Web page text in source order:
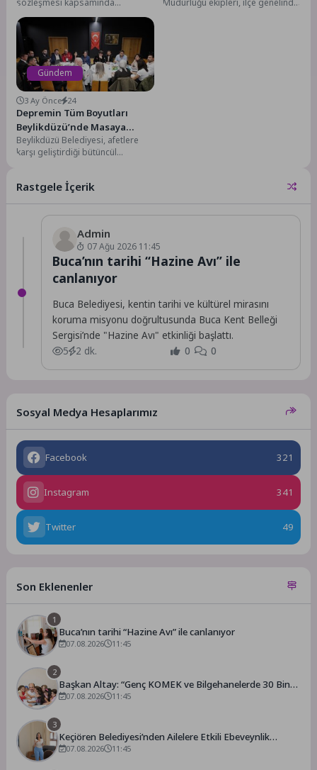
sözleşmesi kapsamında
düzenlenen eğitimle iş yerinde
şiddet ve tacize karşı kapsamlı...
Sürdürüyor
Müdürlüğü ekipleri, ilçe genelinde
Gündem
3 Ay Önce 24
Depremin Tüm Boyutları
Beylikdüzü’nde Masaya
Yatırıldı
Beylikdüzü Belediyesi, afetlere
karşı geliştirdiği bütüncül
Rastgele İçerik
Admin
07 Ağu 2026 11:45
Buca’nın tarihi “Hazine Avı” ile
canlanıyor
Buca Belediyesi, kentin tarihi ve kültürel mirasını
koruma misyonu doğrultusunda Buca Kent Belleği
Sergisi’nde "Hazine Avı" etkinliği başlattı.
5
2 dk. 0 0
Sosyal Medya Hesaplarımız
Facebook 321
Instagram 341
Twitter 49
Son Eklenenler
1
Buca’nın tarihi “Hazine Avı” ile canlanıyor
07.08.2026 11:45
2
Başkan Altay: “Genç KOMEK ve Bilgehanelerde 30 Bin
07.08.2026 11:45
3
Keçiören Belediyesi’nden Ailelere Etkili Ebeveynlik
Eğitimi
07.08.2026 11:45